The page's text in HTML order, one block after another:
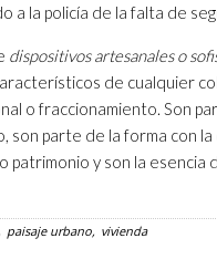
a la policía de la falta de
dispositivos artesanales o
de cualquier
o fraccionamiento. Son
son parte de la forma con
patrimonio y son la esencia
paisaje urbano vivienda